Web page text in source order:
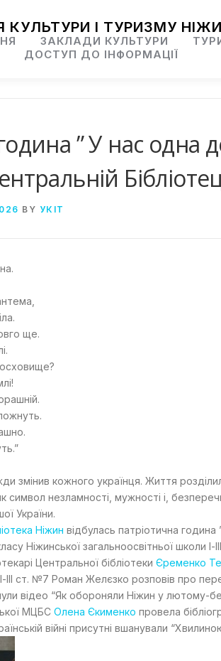
КУЛЬТУРИ І ТУРИЗМУ
ЗАКЛАДИ КУЛЬТУРИ
ДОСТУП ДО ІНФОРМАЦІЇ
” У нас
BY УКІТ
ще.
змінив кожного українця. Життя
символ незламності, мужності і,
України.
Ніжин відбулась патріотична
Ніжинської загальноосвітньої школи І-
Центральної бібліотеки Єременко
ІІІ ст. №7 Роман Желєзко розповів про
відео “Як обороняли Ніжин у лютому-
МЦБС Олена Єкименко провела
війні присутні вшанували